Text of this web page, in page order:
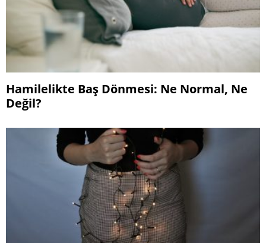
Hamilelikte Baş Dönmesi: Ne Normal, Ne
Değil?